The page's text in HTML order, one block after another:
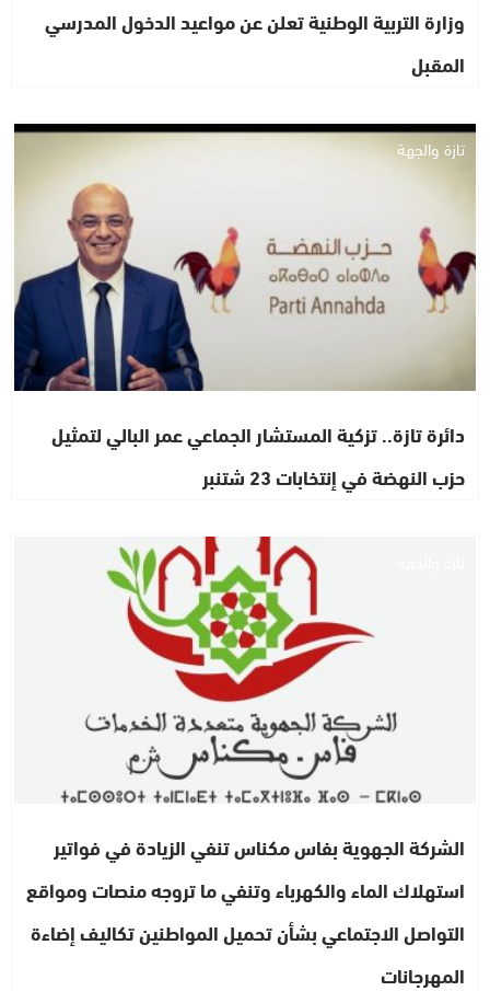
وزارة التربية الوطنية تعلن عن مواعيد الدخول المدرسي
المقبل
تازة والجهة
دائرة تازة.. تزكية المستشار الجماعي عمر البالي لتمثيل
حزب النهضة في إنتخابات 23 شتنبر
الشركة الجهوية بفاس مكناس تنفي الزيادة في فواتير
استهلاك الماء والكهرباء وتنفي ما تروجه منصات ومواقع
التواصل الاجتماعي بشأن تحميل المواطنين تكاليف إضاءة
المهرجانات